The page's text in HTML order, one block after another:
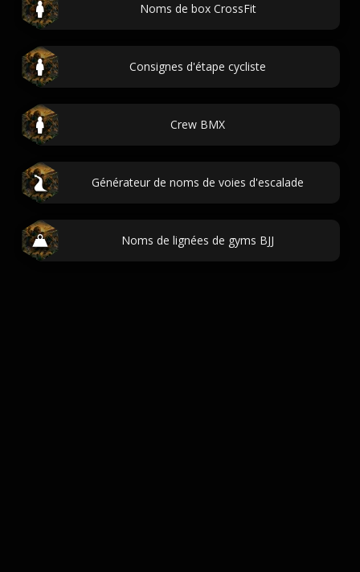
Noms de box CrossFit
Consignes d'étape cycliste
Crew BMX
Générateur de noms de voies d'escalade
Noms de lignées de gyms BJJ